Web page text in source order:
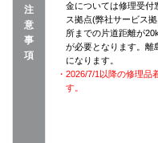
注
意
事
項
金については修理受付
ス拠点(弊社サービス
所までの片道距離が
が必要となります。離
になります。
・2026/7/1以降の修理品
す。